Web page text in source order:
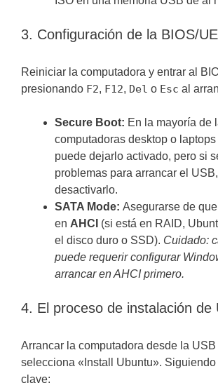
3. Configuración de la BIOS/
Reiniciar la computadora y entrar al
presionando F2, F12, Del o Esc al
Secure Boot: En la mayoría de
computadoras desktop o
puede dejarlo activado, pero si
problemas para arrancar el
desactivarlo.
SATA Mode: Asegurarse de
en AHCI (si está en RAID,
el disco duro o SSD). Cuidado:
puede requerir configurar
arrancar en AHCI primero.
4. El proceso de instalación de
Arrancar la computadora desde la
selecciona «Install Ubuntu».
clave: